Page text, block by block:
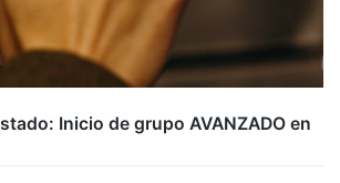
Inicio de grupo AVANZADO en